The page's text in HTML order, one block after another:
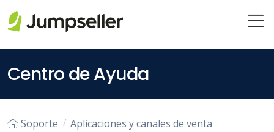
Centro de Ayuda
Soporte Aplicaciones y canales de venta